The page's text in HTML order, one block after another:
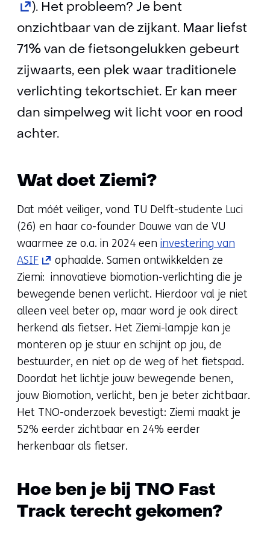
een
). Het probleem? Je bent
onzichtbaar van de zijkant. Maar liefst
71% van de fietsongelukken gebeurt
zijwaarts, een plek waar traditionele
verlichting tekortschiet. Er kan meer
dan simpelweg wit licht voor en rood
achter.
Wat doet Ziemi?
Dat móét veiliger, vond TU Delft-studente Luci
(26) en haar co-founder Douwe van de VU
waarmee ze o.a. in 2024 een investering van
ASIF(opent
in
nieuw
venster)
(verwijst
naar
een
andere
website)
ophaalde. Samen ontwikkelden ze
Ziemi: innovatieve biomotion-verlichting die je
bewegende benen verlicht. Hierdoor val je niet
alleen veel beter op, maar word je ook direct
herkend als fietser. Het Ziemi-lampje kan je
monteren op je stuur en schijnt op jou, de
bestuurder, en niet op de weg of het fietspad.
Doordat het lichtje jouw bewegende benen,
jouw Biomotion, verlicht, ben je beter zichtbaar.
Het TNO-onderzoek bevestigt: Ziemi maakt je
52% eerder zichtbaar en 24% eerder
herkenbaar als fietser.
Hoe ben je bij TNO Fast
Track terecht gekomen?